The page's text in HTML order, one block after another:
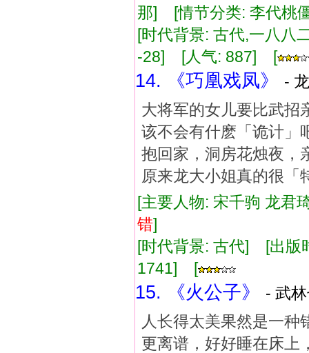
那] [情节分类: 李代桃
[时代背景: 古代,一八
-28] [人气: 887] [
14. 《巧凰戏凤》
-
大将军的女儿要比武招
该不会有什麽「诡计」
抱回家，洞房花烛夜，
原来龙大小姐真的很
[主要人物: 宋千驹 龙
错]
[时代背景: 古代] [出
1741] [
15. 《火公子》
- 武
人长得太美果然是一
更离谱，好好睡在床上